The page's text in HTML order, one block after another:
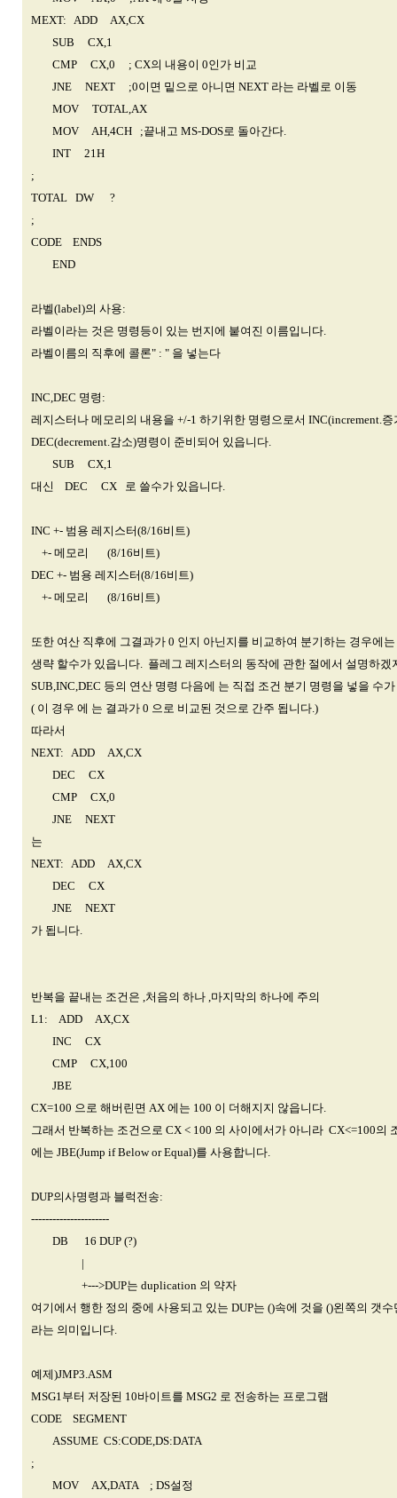
MEXT: ADD AX,CX
SUB CX,1
CMP CX,0 ; CX의 내용이 0인가 비교
JNE NEXT ;0이면 밑으로 아니면 NEXT 라는 라벨로 이동
MOV TOTAL,AX
MOV AH,4CH ;끝내고 MS-DOS로 돌아간다.
INT 21H
;
TOTAL DW ?
;
CODE ENDS
END
라벨(label)의 사용:
라벨이라는 것은 명령등이 있는 번지에 붙여진 이름입니다.
라벨이름의 직후에 콜론" : " 을 넣는다
INC,DEC 명령:
레지스터나 메모리의 내용을 +/-1 하기위한 명령으로서 INC(increment.증
DEC(decrement.감소)명령이 준비되어 있읍니다.
SUB CX,1
대신 DEC CX 로 쓸수가 있읍니다.
INC +- 범용 레지스터(8/16비트)
+- 메모리 (8/16비트)
DEC +- 범용 레지스터(8/16비트)
+- 메모리 (8/16비트)
또한 여산 직후에 그결과가 0 인지 아닌지를 비교하여 분기하는 경우에
생략 할수가 있읍니다. 플레그 레지스터의 동작에 관한 절에서 설명하겠
SUB,INC,DEC 등의 연산 명령 다음에 는 직접 조건 분기 명령을 넣을 수
( 이 경우 에 는 결과가 0 으로 비교된 것으로 간주 됩니다.)
따라서
NEXT: ADD AX,CX
DEC CX
CMP CX,0
JNE NEXT
는
NEXT: ADD AX,CX
DEC CX
JNE NEXT
가 됩니다.
반복을 끝내는 조건은 ,처음의 하나 ,마지막의 하나에 주의
L1: ADD AX,CX
INC CX
CMP CX,100
JBE
CX=100 으로 해버린면 AX 에는 100 이 더해지지 않읍니다.
그래서 반복하는 조건으로 CX < 100 의 사이에서가 아니라 CX<=100의
에는 JBE(Jump if Below or Equal)를 사용합니다.
DUP의사명령과 블럭전송:
----------------------
DB 16 DUP (?)
|
+--->DUP는 duplication 의 약자
여기에서 행한 정의 중에 사용되고 있는 DUP는 ()속에 것을 ()왼쪽의 갯
라는 의미입니다.
예제)JMP3.ASM
MSG1부터 저장된 10바이트를 MSG2 로 전송하는 프로그램
CODE SEGMENT
ASSUME CS:CODE,DS:DATA
;
MOV AX,DATA ; DS설정